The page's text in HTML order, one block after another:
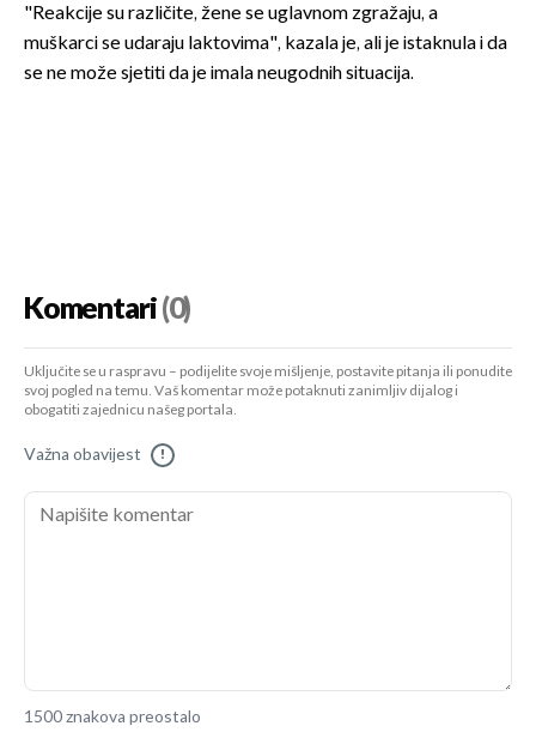
"Reakcije su različite, žene se uglavnom zgražaju, a
muškarci se udaraju laktovima", kazala je, ali je istaknula i da
se ne može sjetiti da je imala neugodnih situacija.
Komentari(0)
Uključite se u raspravu – podijelite svoje mišljenje, postavite pitanja ili ponudite
svoj pogled na temu. Vaš komentar može potaknuti zanimljiv dijalog i
obogatiti zajednicu našeg portala.
Važna obavijest !
1500 znakova preostalo